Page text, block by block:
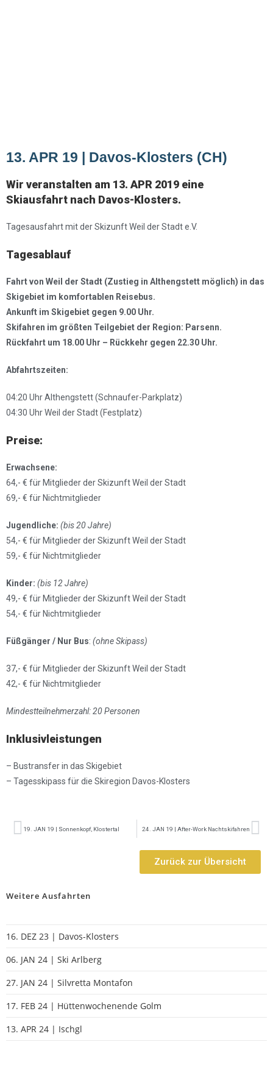
13. APR 19 | Davos-Klosters (CH)
Wir veranstalten am 13. APR 2019 eine
Skiausfahrt nach Davos-Klosters.
Tagesausfahrt mit der Skizunft Weil der Stadt e.V.
Tagesablauf
Fahrt von Weil der Stadt (Zustieg in Althengstett möglich) in das
Skigebiet im komfortablen Reisebus.
Ankunft im Skigebiet gegen 9.00 Uhr.
Skifahren im größten Teilgebiet der Region: Parsenn.
Rückfahrt um 18.00 Uhr – Rückkehr gegen 22.30 Uhr.
Abfahrtszeiten:
04:20 Uhr Althengstett (Schnaufer-Parkplatz)
04:30 Uhr Weil der Stadt (Festplatz)
Preise:
Erwachsene:
64,- € für Mitglieder der Skizunft Weil der Stadt
69,- € für Nichtmitglieder
Jugendliche: (bis 20 Jahre)
54,- € für Mitglieder der Skizunft Weil der Stadt
59,- € für Nichtmitglieder
Kinder: (bis 12 Jahre)
49,- € für Mitglieder der Skizunft Weil der Stadt
54,- € für Nichtmitglieder
Füßgänger / Nur Bus: (ohne Skipass)
37,- € für Mitglieder der Skizunft Weil der Stadt
42,- € für Nichtmitglieder
Mindestteilnehmerzahl: 20 Personen
Inklusivleistungen
– Bustransfer in das Skigebiet
– Tagesskipass für die Skiregion Davos-Klosters
19. JAN 19 | Sonnenkopf, Klostertal 24. JAN 19 | After-Work Nachtskifahren
Zurück zur Übersicht
Weitere Ausfahrten
16. DEZ 23 | Davos-Klosters
06. JAN 24 | Ski Arlberg
27. JAN 24 | Silvretta Montafon
17. FEB 24 | Hüttenwochenende Golm
13. APR 24 | Ischgl